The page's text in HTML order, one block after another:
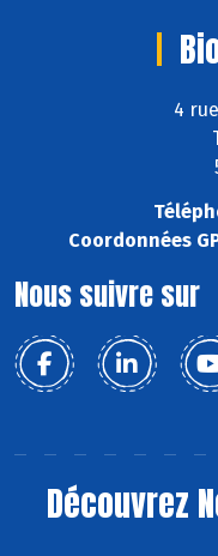
4
Coordonnées
Nous suivre sur
Découvrez